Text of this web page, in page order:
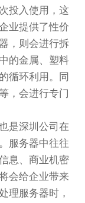
投入使用，这
业提供了性价
，则会进行拆
的金属、塑料
循环利用。同
，会进行专门
是深圳公司在
服务器中往往
息、商业机密
会给企业带来
理服务器时，